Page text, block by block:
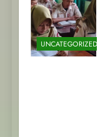
UNCATEGORIZED